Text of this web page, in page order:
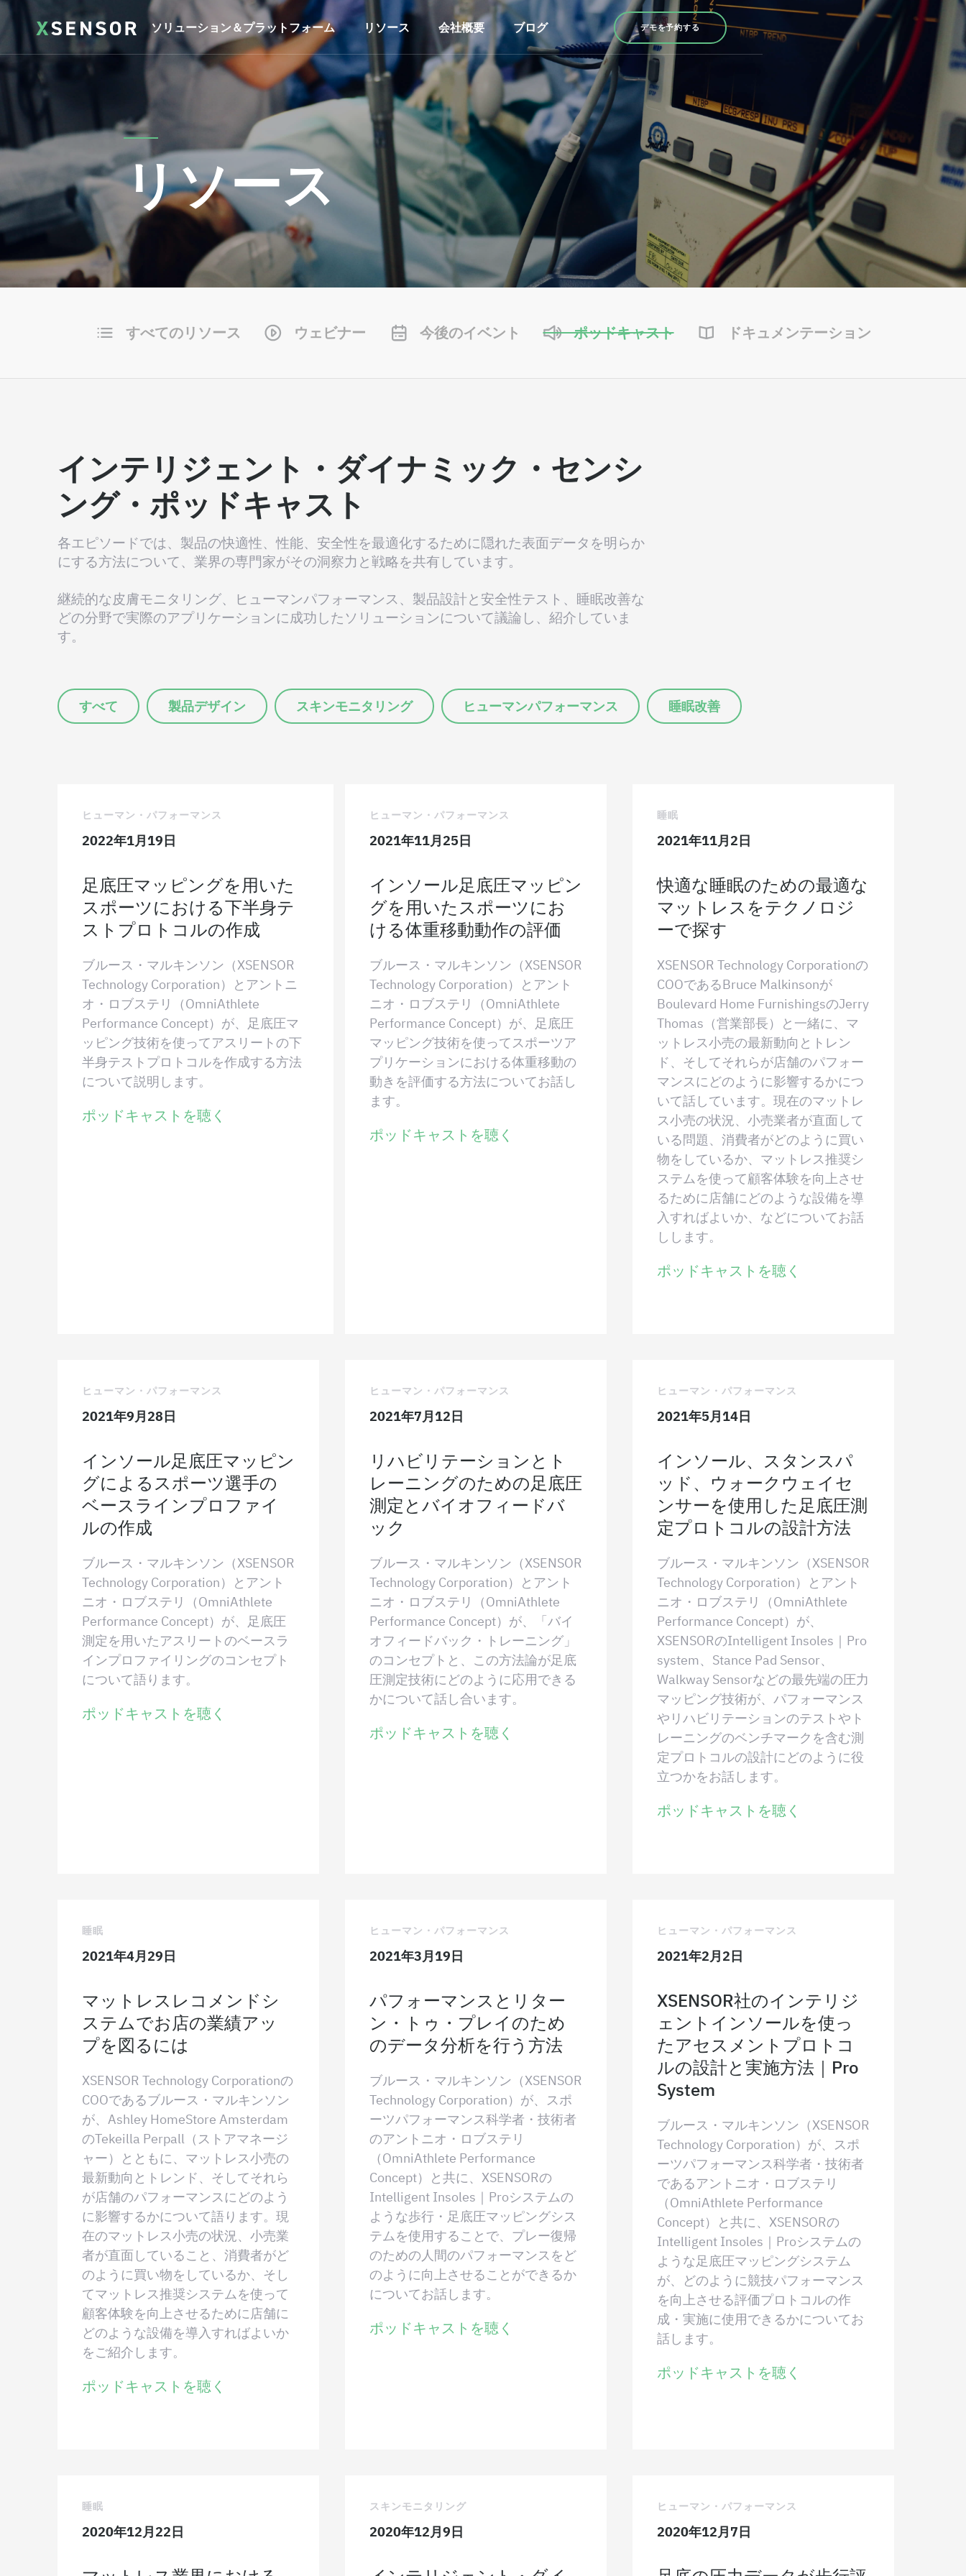
ソリューション＆プラットフォーム リソース 会社概要 ブログ デモを予約する
リソース
すべてのリソース ウェビナー 今後のイベント ポッドキャスト ドキュメンテーション
インテリジェント・ダイナミック・センシ
ング・ポッドキャスト
各エピソードでは、製品の快適性、性能、安全性を最適化するために隠れた表面データを明らか
にする方法について、業界の専門家がその洞察力と戦略を共有しています。
継続的な皮膚モニタリング、ヒューマンパフォーマンス、製品設計と安全性テスト、睡眠改善な
どの分野で実際のアプリケーションに成功したソリューションについて議論し、紹介していま
す。
すべて 製品デザイン スキンモニタリング ヒューマンパフォーマンス 睡眠改善
ヒューマン・パフォーマンス
2022年1月19日
足底圧マッピングを用いた
スポーツにおける下半身テ
ストプロトコルの作成
ブルース・マルキンソン（XSENSOR
Technology Corporation）とアントニ
オ・ロブステリ（OmniAthlete
Performance Concept）が、足底圧マ
ッピング技術を使ってアスリートの下
半身テストプロトコルを作成する方法
について説明します。
ポッドキャストを聴く
ヒューマン・パフォーマンス
2021年11月25日
インソール足底圧マッピン
グを用いたスポーツにお
ける体重移動動作の評価
ブルース・マルキンソン（XSENSOR
Technology Corporation）とアント
ニオ・ロブステリ（OmniAthlete
Performance Concept）が、足底圧
マッピング技術を使ってスポーツア
プリケーションにおける体重移動の
動きを評価する方法についてお話し
ます。
ポッドキャストを聴く
睡眠
2021年11月2日
快適な睡眠のための最適な
マットレスをテクノロジ
ーで探す
XSENSOR Technology Corporationの
COOであるBruce Malkinsonが
Boulevard Home FurnishingsのJerry
Thomas（営業部長）と一緒に、マ
ットレス小売の最新動向とトレン
ド、そしてそれらが店舗のパフォー
マンスにどのように影響するかにつ
いて話しています。現在のマットレ
ス小売の状況、小売業者が直面して
いる問題、消費者がどのように買い
物をしているか、マットレス推奨シ
ステムを使って顧客体験を向上させ
るために店舗にどのような設備を導
入すればよいか、などについてお話
しします。
ポッドキャストを聴く
ヒューマン・パフォーマンス
2021年9月28日
インソール足底圧マッピン
グによるスポーツ選手の
ベースラインプロファイ
ルの作成
ブルース・マルキンソン（XSENSOR
Technology Corporation）とアント
ニオ・ロブステリ（OmniAthlete
Performance Concept）が、足底圧
測定を用いたアスリートのベースラ
インプロファイリングのコンセプト
について語ります。
ポッドキャストを聴く
ヒューマン・パフォーマンス
2021年7月12日
リハビリテーションとト
レーニングのための足底圧
測定とバイオフィードバ
ック
ブルース・マルキンソン（XSENSOR
Technology Corporation）とアント
ニオ・ロブステリ（OmniAthlete
Performance Concept）が、「バイ
オフィードバック・トレーニング」
のコンセプトと、この方法論が足底
圧測定技術にどのように応用できる
かについて話し合います。
ポッドキャストを聴く
ヒューマン・パフォーマンス
2021年5月14日
インソール、スタンスパ
ッド、ウォークウェイセ
ンサーを使用した足底圧測
定プロトコルの設計方法
ブルース・マルキンソン（XSENSOR
Technology Corporation）とアント
ニオ・ロブステリ（OmniAthlete
Performance Concept）が、
XSENSORのIntelligent Insoles｜Pro
system、Stance Pad Sensor、
Walkway Sensorなどの最先端の圧力
マッピング技術が、パフォーマンス
やリハビリテーションのテストやト
レーニングのベンチマークを含む測
定プロトコルの設計にどのように役
立つかをお話します。
ポッドキャストを聴く
睡眠
2021年4月29日
マットレスレコメンドシ
ステムでお店の業績アッ
プを図るには
XSENSOR Technology Corporationの
COOであるブルース・マルキンソン
が、Ashley HomeStore Amsterdam
のTekeilla Perpall（ストアマネージ
ャー）とともに、マットレス小売の
最新動向とトレンド、そしてそれら
が店舗のパフォーマンスにどのよう
に影響するかについて語ります。現
在のマットレス小売の状況、小売業
者が直面していること、消費者がど
のように買い物をしているか、そし
てマットレス推奨システムを使って
顧客体験を向上させるために店舗に
どのような設備を導入すればよいか
をご紹介します。
ポッドキャストを聴く
ヒューマン・パフォーマンス
2021年3月19日
パフォーマンスとリター
ン・トゥ・プレイのため
のデータ分析を行う方法
ブルース・マルキンソン（XSENSOR
Technology Corporation）が、スポ
ーツパフォーマンス科学者・技術者
のアントニオ・ロブステリ
（OmniAthlete Performance
Concept）と共に、XSENSORの
Intelligent Insoles｜Proシステムの
ような歩行・足底圧マッピングシス
テムを使用することで、プレー復帰
のための人間のパフォーマンスをど
のように向上させることができるか
についてお話します。
ポッドキャストを聴く
ヒューマン・パフォーマンス
2021年2月2日
XSENSOR社のインテリジ
ェントインソールを使っ
たアセスメントプロトコ
ルの設計と実施方法｜Pro
System
ブルース・マルキンソン（XSENSOR
Technology Corporation）が、スポ
ーツパフォーマンス科学者・技術者
であるアントニオ・ロブステリ
（OmniAthlete Performance
Concept）と共に、XSENSORの
Intelligent Insoles｜Proシステムの
ような足底圧マッピングシステム
が、どのように競技パフォーマンス
を向上させる評価プロトコルの作
成・実施に使用できるかについてお
話します。
ポッドキャストを聴く
睡眠
2020年12月22日
スキンモニタリング
2020年12月9日
ヒューマン・パフォーマンス
2020年12月7日